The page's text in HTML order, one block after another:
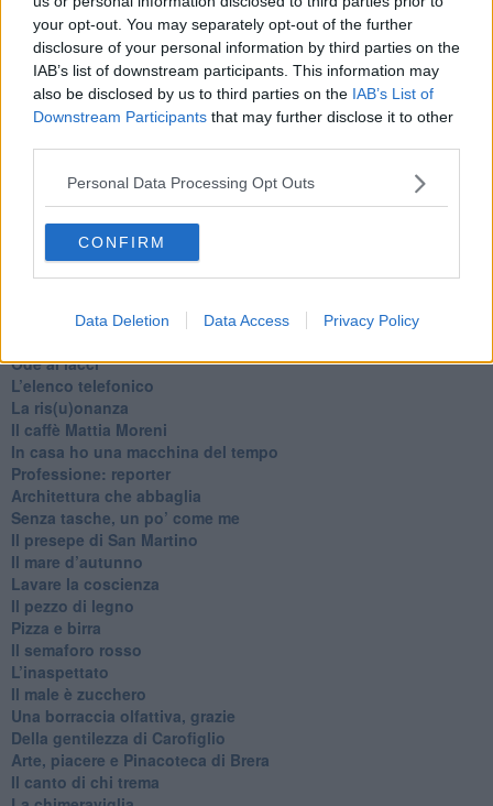
your opt-out. You may separately opt-out of the further
disclosure of your personal information by third parties on the
IAB’s list of downstream participants. This information may
also be disclosed by us to third parties on the IAB’s List of
Downstream Participants that may further disclose it to other
Personal Data Processing Opt Outs
CONFIRM
Data Deletion Data Access Privacy Policy
Gianni Micheli
Se vuoi leggere le notizie principali della Toscana iscriviti alla
Newsletter QUInews - ToscanaMedia.Arriva gratis tutti i giorni
alle 20:00 direttamente nella tua casella di posta.
Basta cliccare QUI
Ti potrebbe interessare anche:
Articoli dal Blog “Pagine allegre” di Gianni Micheli
Ode ai lacci
​L’elenco telefonico
​La ris(u)onanza
​Il caffè Mattia Moreni
​In casa ho una macchina del tempo
Professione: reporter
Architettura che abbaglia
​Senza tasche, un po’ come me
​Il presepe di San Martino
​Il mare d’autunno
​Lavare la coscienza
​Il pezzo di legno
​Pizza e birra
​Il semaforo rosso
​L’inaspettato
​Il male è zucchero
​Una borraccia olfattiva, grazie
​Della gentilezza di Carofiglio
Arte, piacere e Pinacoteca di Brera
​Il canto di chi trema